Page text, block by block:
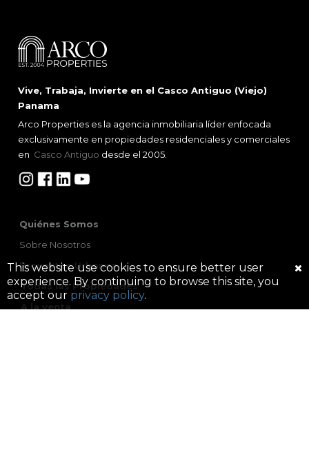
Vive, Trabaja, Invierte en el Casco Antiguo (Viejo)
Panama
Arco Properties es la agencia inmobiliaria líder enfocada
exclusivamente en propiedades residenciales y comerciales
en Casco Antiguo desde el 2005.
Quiénes Somos
Sobre Nosotros
Proyectos Urbanos
Todas las Propiedades
A la venta
This website use cookies to ensure better user
experience. By continuing to browse this site, you
accept our privacy policy.